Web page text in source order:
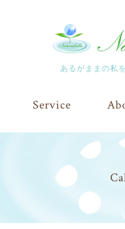
あるがままの私
Service